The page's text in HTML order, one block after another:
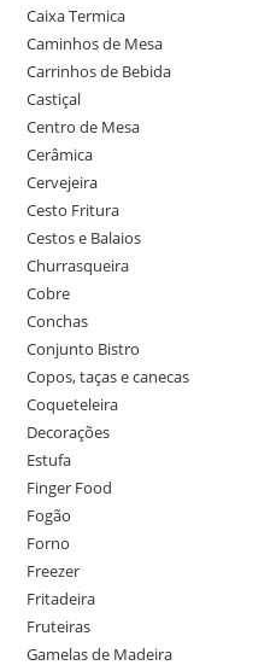
Caixa Termica
Caminhos de Mesa
Carrinhos de Bebida
Castiçal
Centro de Mesa
Cerâmica
Cervejeira
Cesto Fritura
Cestos e Balaios
Churrasqueira
Cobre
Conchas
Conjunto Bistro
Copos, taças e canecas
Coqueteleira
Decorações
Estufa
Finger Food
Fogão
Forno
Freezer
Fritadeira
Fruteiras
Gamelas de Madeira